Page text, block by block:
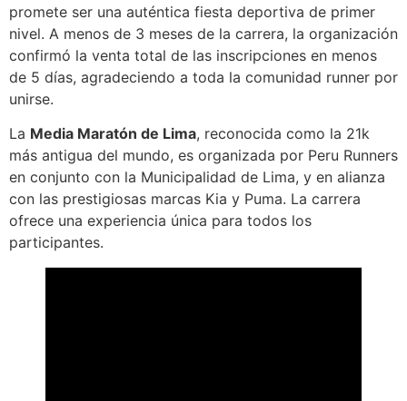
promete ser una auténtica fiesta deportiva de primer
nivel. A menos de 3 meses de la carrera, la organización
confirmó la venta total de las inscripciones en menos
de 5 días, agradeciendo a toda la comunidad runner por
unirse.
La Media Maratón de Lima, reconocida como la 21k
más antigua del mundo, es organizada por Peru Runners
en conjunto con la Municipalidad de Lima, y en alianza
con las prestigiosas marcas Kia y Puma. La carrera
ofrece una experiencia única para todos los
participantes.